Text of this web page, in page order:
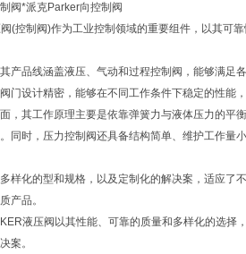
*派克Parker向控制阀
制阀)作为工业控制领域的重要组件，以其可靠
线涵盖液压、气动和过程控制阀，能够满足各
门设计精密，能够在不同工作条件下稳定的性能
工作原理主要是依靠弹簧力与液体压力的平衡
同时，压力控制阀还具备结构简单、维护工作量
的型和规格，以及定制化的解决案，适应了不
产品。
压阀以其性能、可靠的质量和多样化的选择，
案。